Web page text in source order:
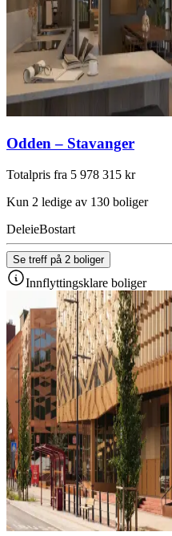
Odden – Stavanger
Totalpris fra 5 978 315 kr
Kun 2 ledige av 130 boliger
DeleieBostart
Se treff på 2 boliger
Innflyttingsklare boliger